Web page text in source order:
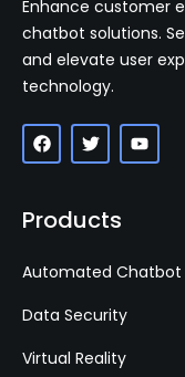
Enhance customer
chatbot solutions.
and elevate user
technology.
Products
Automated Chatbot
Data Security
Virtual Reality